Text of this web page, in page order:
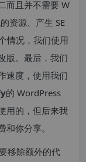
而且并不需要 W
资源、产生 SE
情况，我们使用
版。最后，我们
速度，使用我们
的 WordPress
用的，但后来我
你分享。
移除额外的代